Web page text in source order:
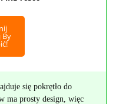
By
się pokrętło do
ma prosty design, więc